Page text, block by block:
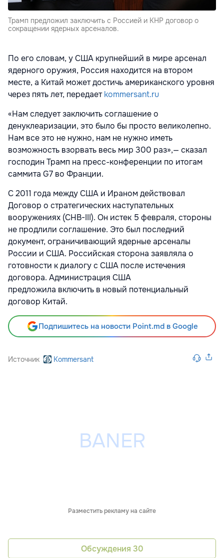
Трамп предложил заключить с Россией и КНР договор о
сокращении ядерных арсеналов.
По его словам, у США крупнейший в мире арсенал
ядерного оружия, Россия находится на втором
месте, а Китай может достичь американского уровня
через пять лет, передаетkommersant.ru
«Нам следует заключить соглашение о
денуклеаризации, это было бы просто великолепно.
Нам все это не нужно, нам не нужно иметь
возможность взорвать весь мир 300 раз»,— сказал
господин Трамп на пресс-конференции по итогам
саммита G7 во Франции.
С 2011 года между США и Ираном действовал
Договор о стратегических наступательных
вооружениях (СНВ-III). Он истек 5 февраля, стороны
не продлили соглашение. Это был последний
документ, ограничивающий ядерные арсеналы
России и США. Российская сторона заявляла о
готовности к диалогу с США после истечения
договора. Администрация США
предложила включить в новый потенциальный
договор Китай.
Подпишитесь на новости Point.md в Google
Источник Kommersant
Разместить рекламу на сайте
Обсуждения 30